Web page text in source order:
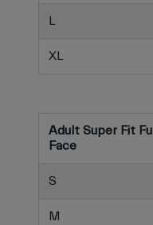
L
XL
Adult Super Fit Full
Face
S
M